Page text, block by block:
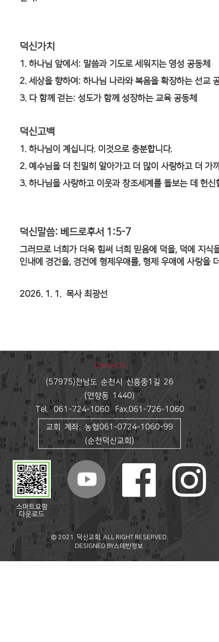
덕신가치
1. 하나님 앞에서: 말씀과 기도로 세워지는 영성 공동체
2. 세상을 향하여: 하나님 나라와 복음을 확장하는 선교
3. 다 함께 걷는: 성도가 함께 성장하는 교육 공동체
덕신고백
1. 하나님이 계십니다. 이것으로 충분합니다.
2. 예수님을 더 친밀히 알아가고 더 많이 사랑하고 더 가
3. 하나님을 사랑하고 이웃과 창조세계를 돌보는 데 헌신
덕신말씀: 베드로후서 1:5-7
그러므로 너희가 더욱 힘써 너희 믿음에 덕을, 덕에 지식
인내에 경건을, 경건에 형제우애를, 형제 우애에 사랑을
2026. 1. 1. 목사 최광선
CONTACTS
(57975)전남도 순천시 신흥중1길 26
(연향동 1440)
Tel. 061-724-1060 Fax.061-726-1060
교회 계좌: 농협061-0724-1060-99
(순천덕신교회)
스마트요람
다운로드
© 2021. 덕신교회. ALL RIGHT RESERVED.
DESIGNED BY스데반정보.